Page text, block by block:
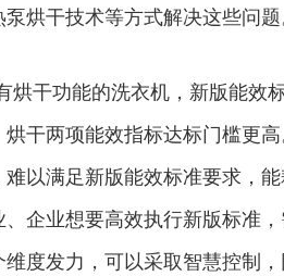
烘干技术等方式解决这些问题
干功能的洗衣机，新版能效
干两项能效指标达标门槛更
以满足新版能效标准要求，
企业想要高效执行新版标准，
度发力，可以采取智慧控制